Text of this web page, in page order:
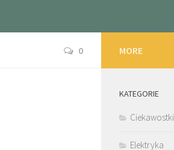
0 MORE
KATEGORIE
Ciekawostki
Elektryka